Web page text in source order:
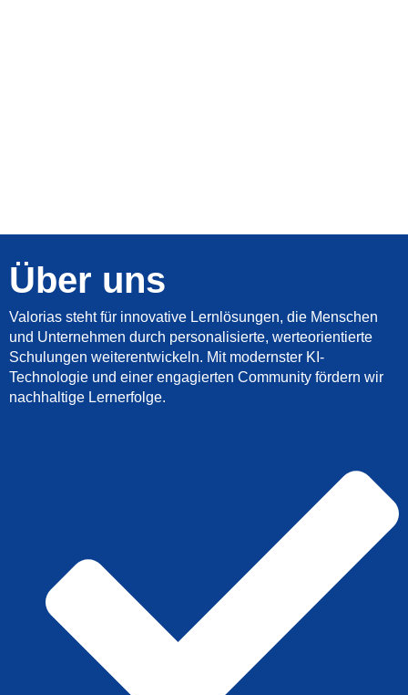
Über uns
Valorias steht für innovative Lernlösungen, die Menschen
und Unternehmen durch personalisierte, werteorientierte
Schulungen weiterentwickeln. Mit modernster KI-
Technologie und einer engagierten Community fördern wir
nachhaltige Lernerfolge.